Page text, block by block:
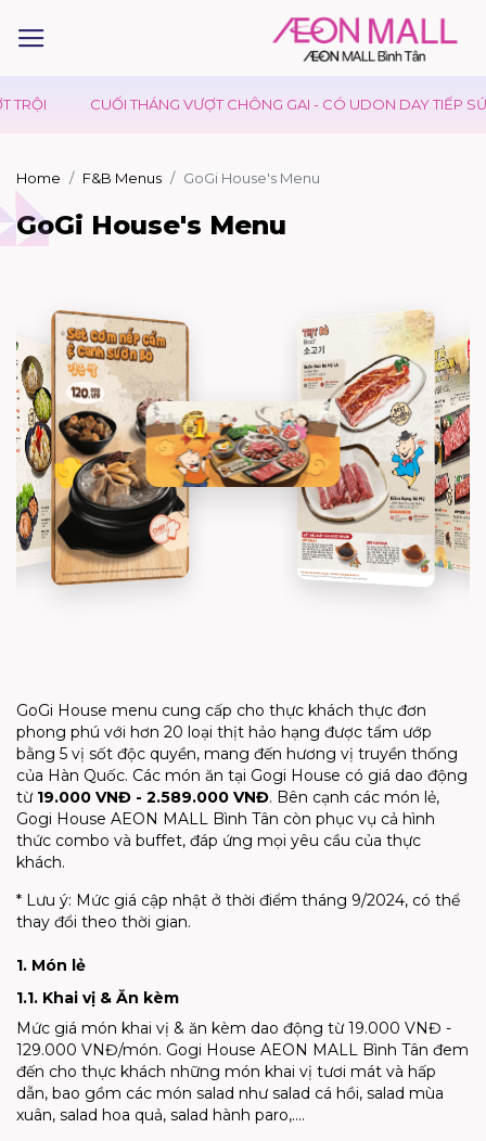
UDON DAY TIẾP SỨC KIDS CLUB - NGÀY HỘI CỦA BÉ
Home F&B Menus GoGi House's Menu
GoGi House's Menu
GoGi House menu cung cấp cho thực khách thực đơn
phong phú với hơn 20 loại thịt hảo hạng được tẩm ướp
bằng 5 vị sốt độc quyền, mang đến hương vị truyền thống
của Hàn Quốc. Các món ăn tại Gogi House có giá dao động
từ 19.000 VNĐ - 2.589.000 VNĐ. Bên cạnh các món lẻ,
Gogi House AEON MALL Bình Tân còn phục vụ cả hình
thức combo và buffet, đáp ứng mọi yêu cầu của thực
khách.
* Lưu ý: Mức giá cập nhật ở thời điểm tháng 9/2024, có thể
thay đổi theo thời gian.
1. Món lẻ
1.1. Khai vị & Ăn kèm
Mức giá món khai vị & ăn kèm dao động từ 19.000 VNĐ -
129.000 VNĐ/món. Gogi House AEON MALL Bình Tân đem
đến cho thực khách những món khai vị tươi mát và hấp
dẫn, bao gồm các món salad như salad cá hồi, salad mùa
xuân, salad hoa quả, salad hành paro,....